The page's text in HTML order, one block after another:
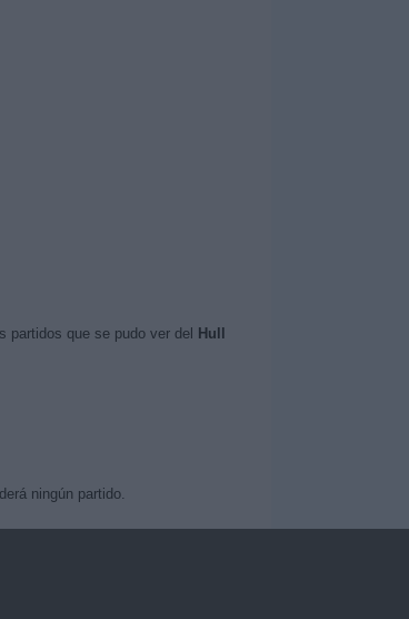
partidos que se pudo ver del
Hull
ningún partido.